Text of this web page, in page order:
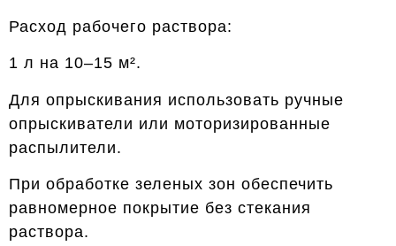
Расход рабочего раствора:
1 л на 10–15 м².
Для опрыскивания использовать ручные
опрыскиватели или моторизированные
распылители.
При обработке зеленых зон обеспечить
равномерное покрытие без стекания
раствора.